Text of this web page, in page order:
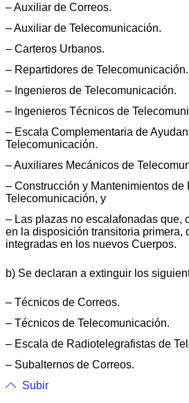
– Auxiliar de Correos.
– Auxiliar de Telecomunicación.
– Carteros Urbanos.
– Repartidores de Telecomunicación.
– Ingenieros de Telecomunicación.
– Ingenieros Técnicos de
– Escala Complementaria de
Telecomunicación.
– Auxiliares Mecánicos de
– Construcción y Mantenimientos de
Telecomunicación, y
– Las plazas no escalafonadas que,
en la disposición transitoria primera,
integradas en los nuevos Cuerpos.
b) Se declaran a extinguir los
– Técnicos de Correos.
– Técnicos de Telecomunicación.
– Escala de Radiotelegrafistas de
– Subalternos de Correos.
Subir